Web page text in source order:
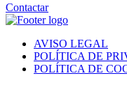
Contactar
AVISO LEGAL
POLÍTICA DE
POLÍTICA DE